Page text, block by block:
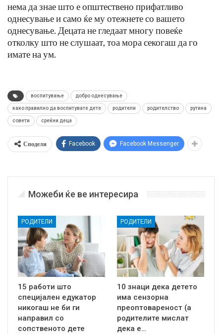
нема да знае што е општествено прифатливо
однесување и само ќе му отежнете со вашето
однесување. Децата не гледаат многу повеќе
отколку што не слушаат, тоа мора секогаш да го
имате на ум.
воспитување добро однесување
како правилно да воспитувате дете родители родителство рутина
совети среќни деца
Сподели Facebook Facebook Messenger
Можеби ќе ве интересира
РОДИТЕЛИ
15 работи што
специјален едукатор
никогаш не би ги
направил со
сопственото дете
РОДИТЕЛИ
10 знаци дека детето
има сензорна
преоптовареност (а
родителите мислат
дека е…